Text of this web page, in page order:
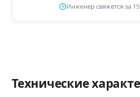
Инженер свяжется за
Технические